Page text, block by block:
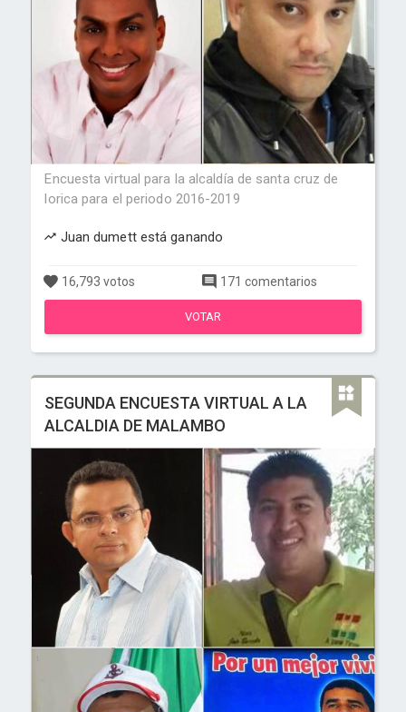
Encuesta virtual para la alcaldía de santa cruz de
lorica para el periodo 2016-2019
Juan dumett está ganando
16,793 votos 171 comentarios
VOTAR
SEGUNDA ENCUESTA VIRTUAL A LA
ALCALDIA DE MALAMBO